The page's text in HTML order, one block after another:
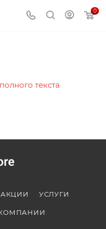
0
текста
АКЦИИ УСЛУГИ